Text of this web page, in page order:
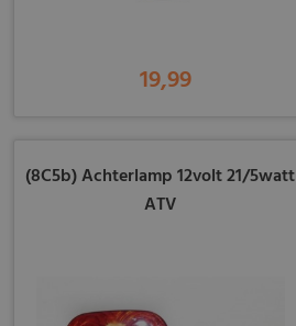
19,99
(8C5b) Achterlamp 12volt 21/5watt
ATV